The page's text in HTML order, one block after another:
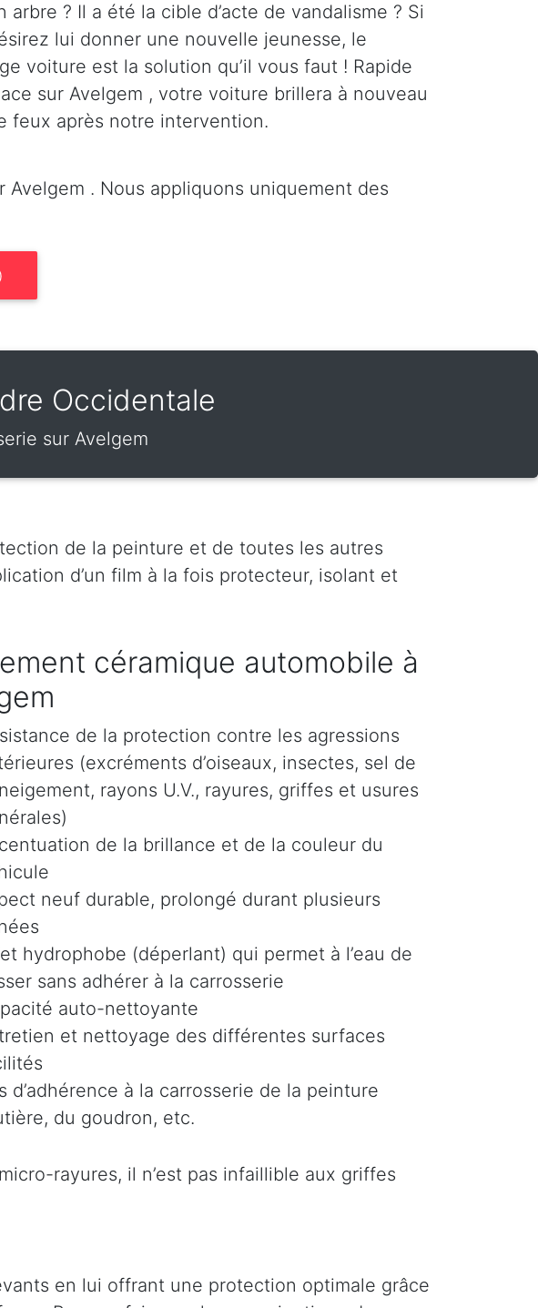
arbre ? Il a été la cible d’acte de vandalisme ? Si
lui donner une nouvelle jeunesse, le
voiture est la solution qu’il vous faut ! Rapide
sur Avelgem , votre voiture brillera à nouveau
feux après notre intervention.
. Nous appliquons uniquement des
Occidentale
sur Avelgem
de la peinture et de toutes les autres
d’un film à la fois protecteur, isolant et
céramique automobile à
de la protection contre les agressions
(excréments d’oiseaux, insectes, sel de
rayons U.V., rayures, griffes et usures
de la brillance et de la couleur du
neuf durable, prolongé durant plusieurs
hydrophobe (déperlant) qui permet à l’eau de
sans adhérer à la carrosserie
auto-nettoyante
et nettoyage des différentes surfaces
d’adhérence à la carrosserie de la peinture
du goudron, etc.
rayures, il n’est pas infaillible aux griffes
en lui offrant une protection optimale grâce